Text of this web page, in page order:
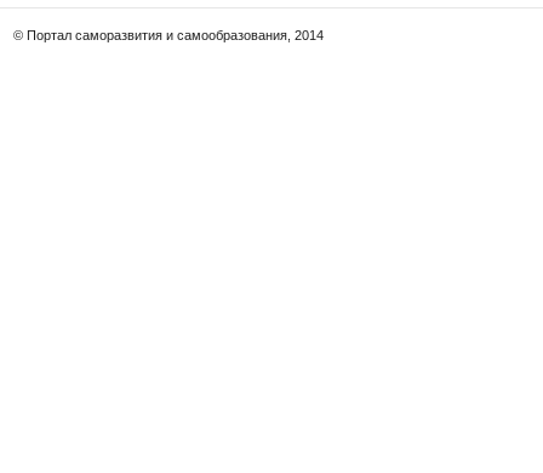
© Портал саморазвития и самообразования, 2014